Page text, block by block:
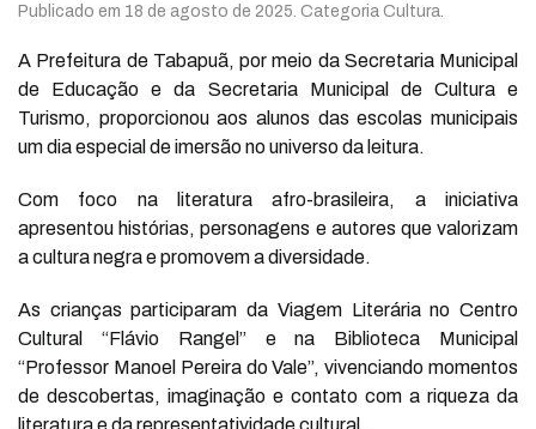
Publicado em 18 de agosto de 2025 . Categoria Cultura.
A Prefeitura de Tabapuã, por meio da Secretaria Municipal
de Educação e da Secretaria Municipal de Cultura e
Turismo, proporcionou aos alunos das escolas municipais
um dia especial de imersão no universo da leitura.
Com foco na literatura afro-brasileira, a iniciativa
apresentou histórias, personagens e autores que valorizam
a cultura negra e promovem a diversidade.
As crianças participaram da Viagem Literária no Centro
Cultural “Flávio Rangel” e na Biblioteca Municipal
“Professor Manoel Pereira do Vale”, vivenciando momentos
de descobertas, imaginação e contato com a riqueza da
literatura e da representatividade cultural.